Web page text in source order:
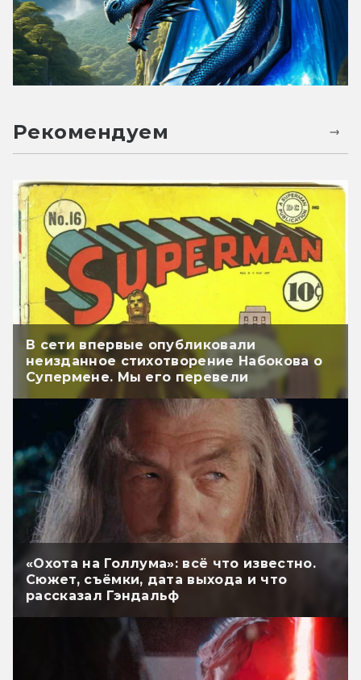
Рекомендуем
В сети впервые опубликовали
неизданное стихотворение Набокова о
Супермене. Мы его перевели
«Охота на Голлума»: всё что известно.
Сюжет, съёмки, дата выхода и что
рассказал Гэндальф